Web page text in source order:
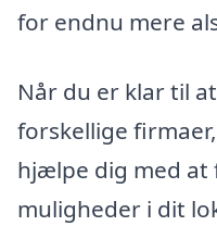
for endnu mere
Når du er klar til
forskellige
hjælpe dig med at
muligheder i dit